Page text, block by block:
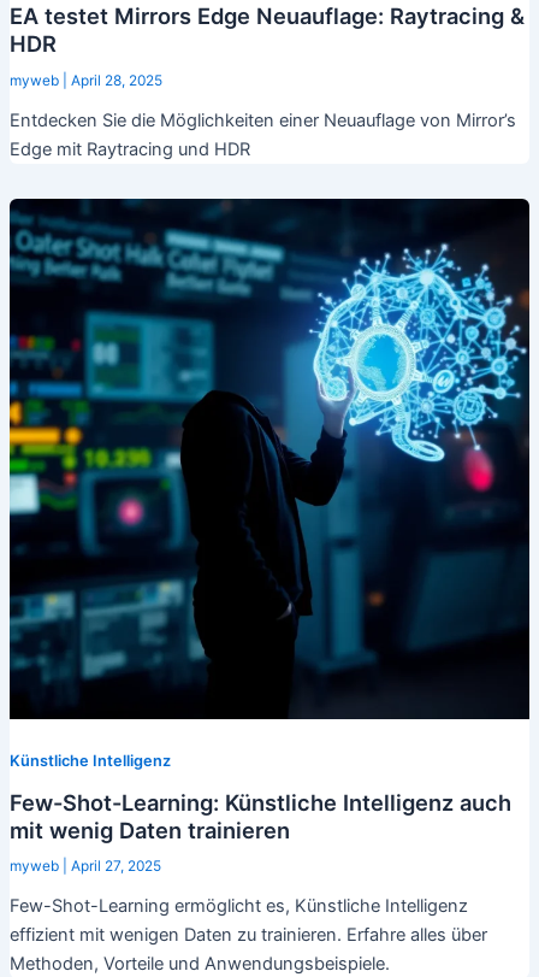
EA testet Mirrors Edge Neuauflage: Raytracing &
HDR
myweb April 28, 2025
Entdecken Sie die Möglichkeiten einer Neuauflage von Mirror’s
Edge mit Raytracing und HDR
Künstliche Intelligenz
Few-Shot-Learning: Künstliche Intelligenz auch
mit wenig Daten trainieren
myweb April 27, 2025
Few-Shot-Learning ermöglicht es, Künstliche Intelligenz
effizient mit wenigen Daten zu trainieren. Erfahre alles über
Methoden, Vorteile und Anwendungsbeispiele.